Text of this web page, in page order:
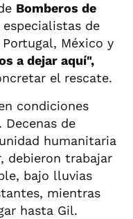
Bomberos de
de
México y
a dejar aquí",
el rescate.
condiciones
de
humanitaria
debieron trabajar
bajo lluvias
mientras
hasta Gil.